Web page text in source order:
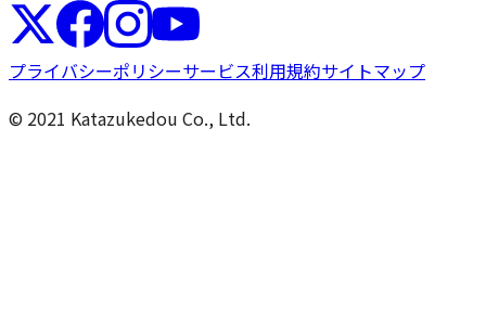
プライバシーポリシーサービス利用規約サイトマップ
© 2021 Katazukedou Co., Ltd.